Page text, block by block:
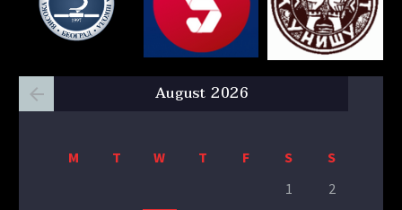
August 2026
M T W T F S
S
1
2